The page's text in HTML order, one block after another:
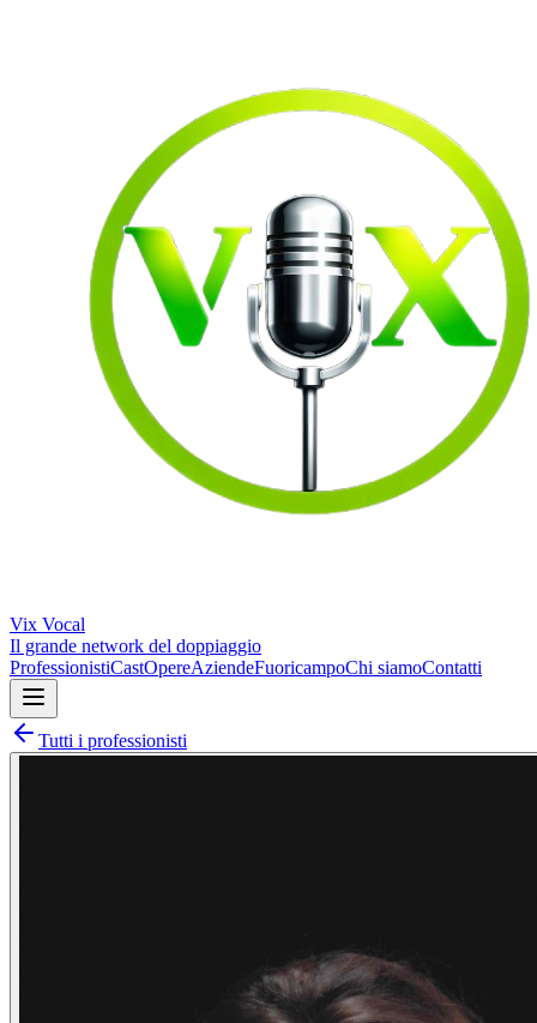
Vix Vocal
Il grande network del doppiaggio
ProfessionistiCastOpereAziendeFuoricampoChi siamoContatti
Tutti i professionisti